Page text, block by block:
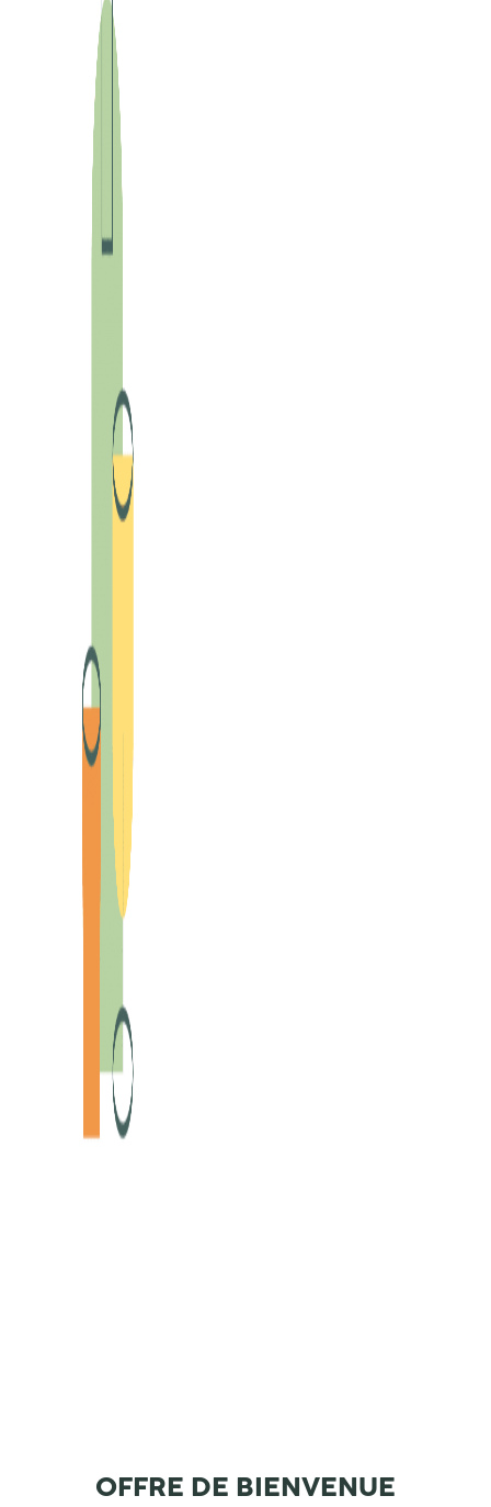
OFFRE DE BIENVENUE